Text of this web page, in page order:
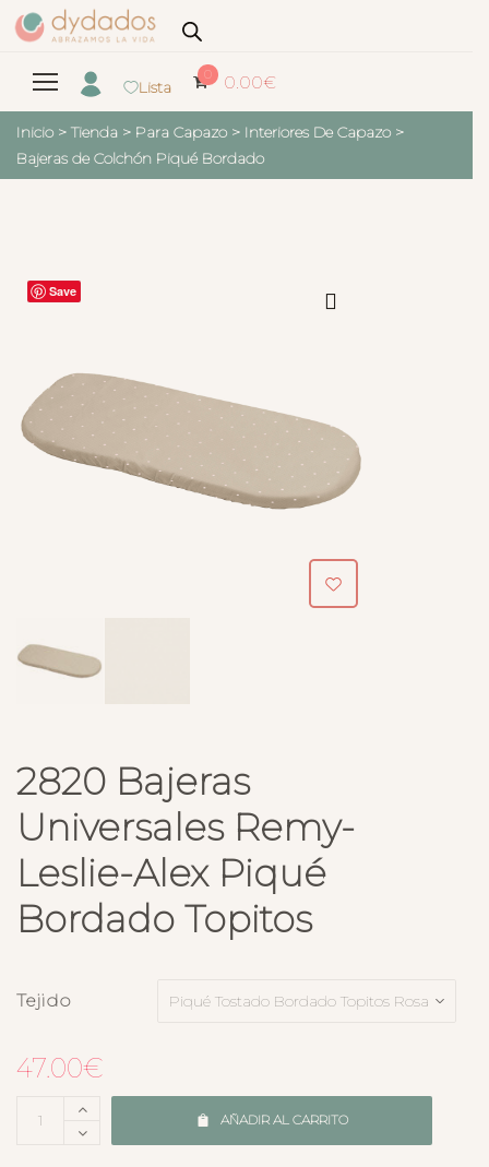
Lista
0 0.00€
Inicio > Tienda > Para Capazo > Interiores De Capazo >
Bajeras de Colchón Piqué Bordado
Save
2820 Bajeras
Universales Remy-
Leslie-Alex Piqué
Bordado Topitos
Tejido
47.00€
AÑADIR AL CARRITO